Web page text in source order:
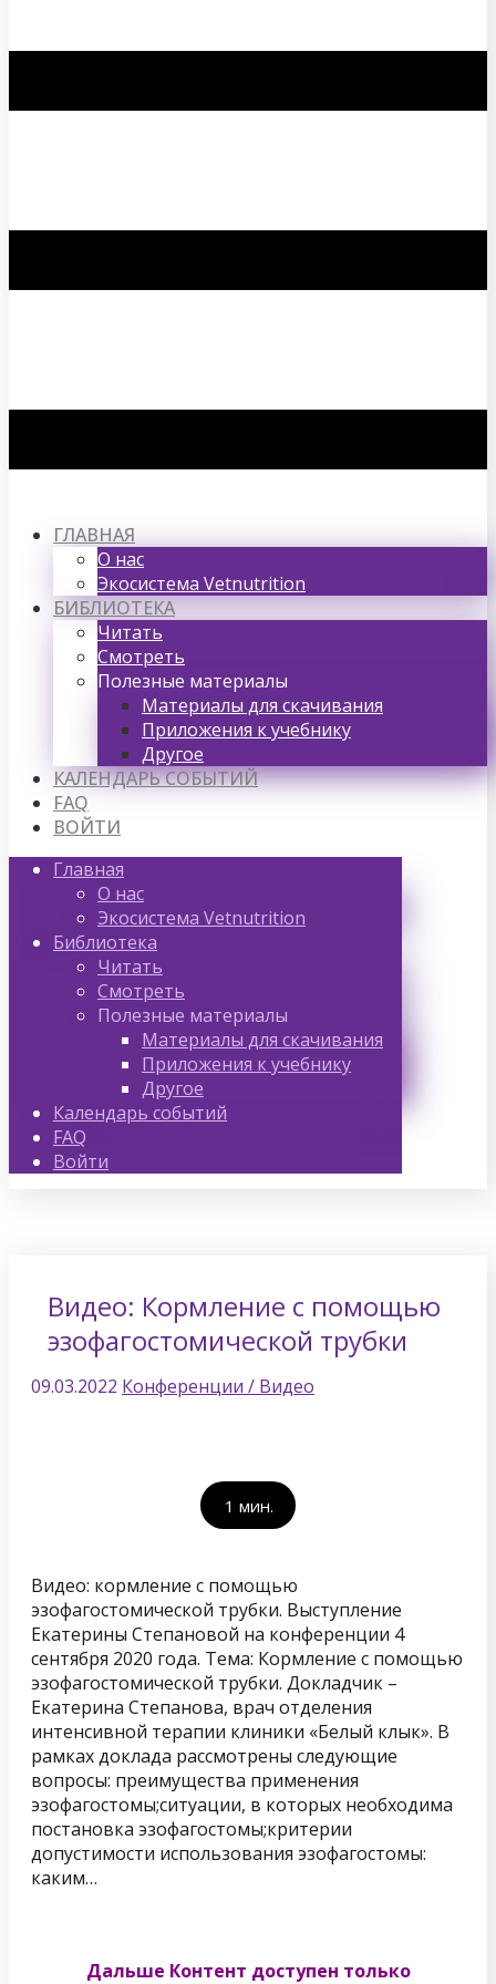
ГЛАВНАЯ
О нас
Экосистема Vetnutrition
БИБЛИОТЕКА
Читать
Смотреть
Полезные материалы
Материалы для скачивания
Приложения к учебнику
Другое
КАЛЕНДАРЬ СОБЫТИЙ
FAQ
ВОЙТИ
Главная
О нас
Экосистема Vetnutrition
Библиотека
Читать
Смотреть
Полезные материалы
Материалы для скачивания
Приложения к учебнику
Другое
Календарь событий
FAQ
Войти
Видео: Кормление с помощью
эзофагостомической трубки
09.03.2022 Конференции / Видео
1 мин.
Видео: кормление с помощью
эзофагостомической трубки. Выступление
Екатерины Степановой на конференции 4
сентября 2020 года. Тема: Кормление с помощью
эзофагостомической трубки. Докладчик –
Екатерина Степанова, врач отделения
интенсивной терапии клиники «Белый клык». В
рамках доклада рассмотрены следующие
вопросы: преимущества применения
эзофагостомы;ситуации, в которых необходима
постановка эзофагостомы;критерии
допустимости использования эзофагостомы:
каким…
Дальше Контент доступен только